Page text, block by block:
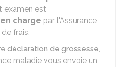
examen est
charge par l'Assurance
frais.
déclaration de grossesse,
maladie vous envoie un